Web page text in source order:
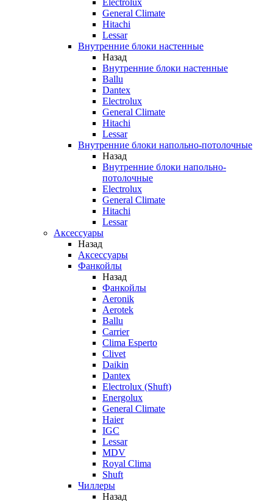
Electrolux
General Climate
Hitachi
Lessar
Внутренние блоки настенные
Назад
Внутренние блоки настенные
Ballu
Dantex
Electrolux
General Climate
Hitachi
Lessar
Внутренние блоки напольно-потолочные
Назад
Внутренние блоки напольно-
потолочные
Electrolux
General Climate
Hitachi
Lessar
Аксессуары
Назад
Аксессуары
Фанкойлы
Назад
Фанкойлы
Aeronik
Aerotek
Ballu
Carrier
Clima Esperto
Clivet
Daikin
Dantex
Electrolux (Shuft)
Energolux
General Climate
Haier
IGC
Lessar
MDV
Royal Clima
Shuft
Чиллеры
Назад